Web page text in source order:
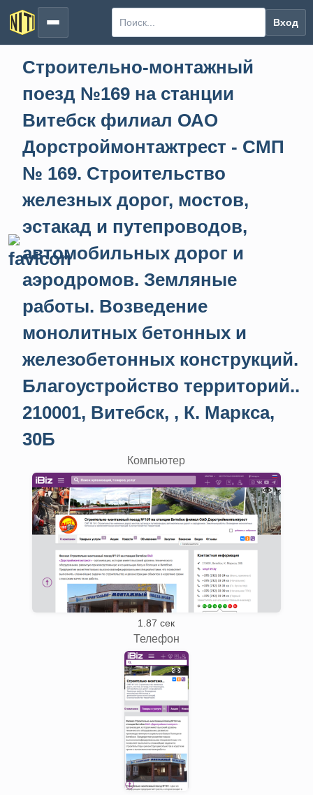
Вход
Строительно-монтажный
поезд №169 на станции
Витебск филиал ОАО
Дорстроймонтажтрест - СМП
№ 169. Строительство
железных дорог, мостов,
эстакад и путепроводов,
автомобильных дорог и
аэродромов. Земляные
работы. Возведение
монолитных бетонных и
железобетонных конструкций.
Благоустройство территорий..
210001, Витебск, , К. Маркса,
30Б
Компьютер
1.87 сек
Телефон